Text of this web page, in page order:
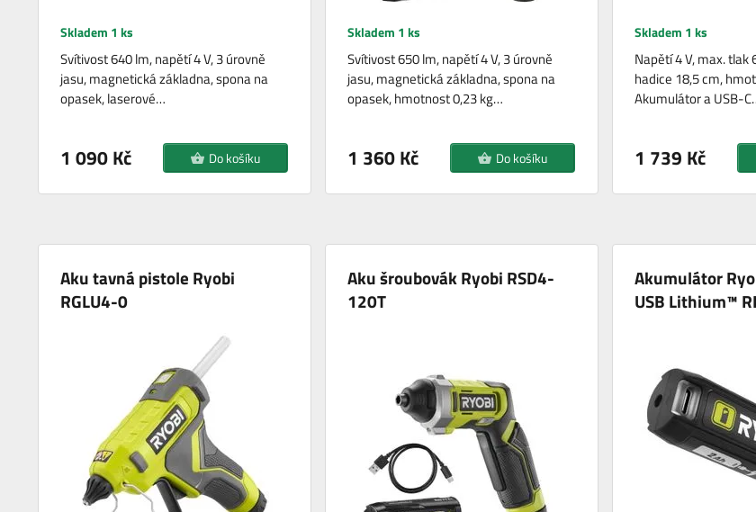
Skladem 1 ks
Svítivost 640 lm, napětí 4 V, 3 úrovně
jasu, magnetická základna, spona na
opasek, laserové…
1 090 Kč Do košíku
Skladem 1 ks
Svítivost 650 lm, napětí 4 V, 3 úrovně
jasu, magnetická základna, spona na
opasek, hmotnost 0,23 kg…
1 360 Kč Do košíku
Skladem 1 ks
Napětí 4 V, max. tlak
hadice 18,5 cm,
Akumulátor a USB-
1 739 Kč
Aku tavná pistole Ryobi
RGLU4-0
Aku šroubovák Ryobi RSD4-
120T
Akumulátor
USB Lithium™